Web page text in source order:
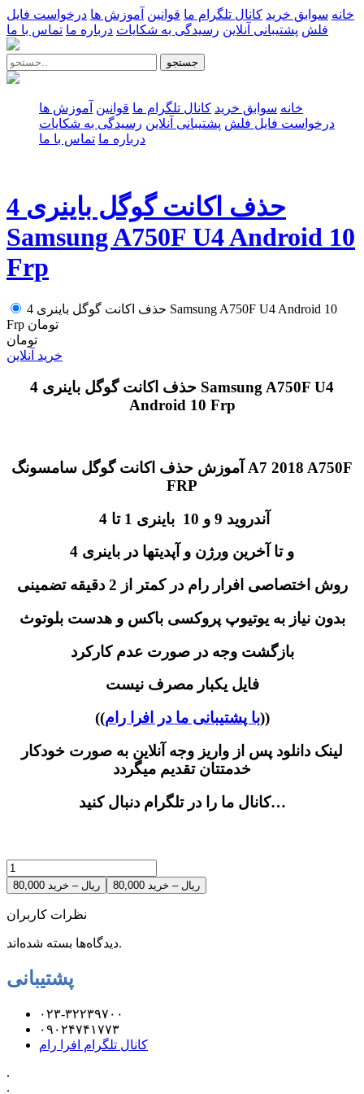
خانه سوابق خرید کانال تلگرام ما قوانین آموزش ها درخواست فایل
فلش پشتیبانی آنلاین رسیدگی به شکایات درباره ما تماس با ما
جستجو
خانه سوابق خرید کانال تلگرام ما قوانین آموزش ها
درخواست فایل فلش پشتیبانی آنلاین رسیدگی به شکایات
درباره ما تماس با ما
حذف اکانت گوگل باینری 4
Samsung A750F U4 Android 10
Frp
حذف اکانت گوگل باینری 4 Samsung A750F U4 Android 10
Frp تومان
تومان
خرید آنلاین
حذف اکانت گوگل باینری 4 Samsung A750F U4
Android 10 Frp
آموزش حذف اکانت گوگل سامسونگ A7 2018 A750F
FRP
آندروید 9 و 10 باینری 1 تا 4
و تا آخرین ورژن و آپدیتها در باینری 4
روش اختصاصی افرار رام در کمتر از 2 دقیقه تضمینی
بدون نیاز به یوتیوپ پروکسی باکس و هدست بلوتوث
بازگشت وجه در صورت عدم کارکرد
فایل یکبار مصرف نیست
((با پشتیبانی ما در افرا رام))
لینک دانلود پس از واریز وجه آنلاین به صورت خودکار
خدمتتان تقدیم میگردد
کانال ما را در تلگرام دنبال کنید…
80,000 ریال – خرید
نظرات کاربران
دیدگاه‌ها بسته شده‌اند.
پشتیبانی
۰۲۳-۳۲۲۳۹۷۰۰
۰۹۰۲۴۷۴۱۷۷۳
کانال تلگرام افرا رام
.
.